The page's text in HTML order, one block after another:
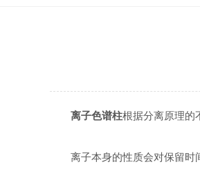
离子色谱柱根据分离原理的
离子本身的性质会对保留时间